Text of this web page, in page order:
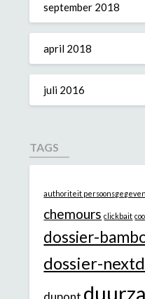
september 2018
april 2018
juli 2016
TAGS
authoriteit
chemours clickbait
dossier-
dossier-